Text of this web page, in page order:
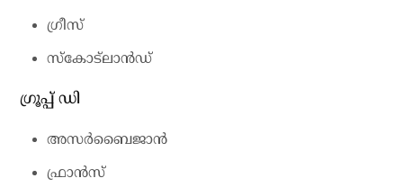
ഗ്രീസ്
സ്‌കോട്‌ലാന്‍ഡ്
ഗ്രൂപ്പ് ഡി
അസര്‍ബൈജാന്‍
ഫ്രാന്‍സ്